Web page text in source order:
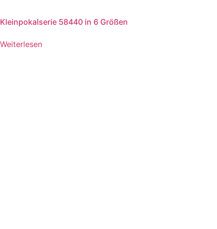
Kleinpokalserie 58440 in 6 Größen
Weiterlesen